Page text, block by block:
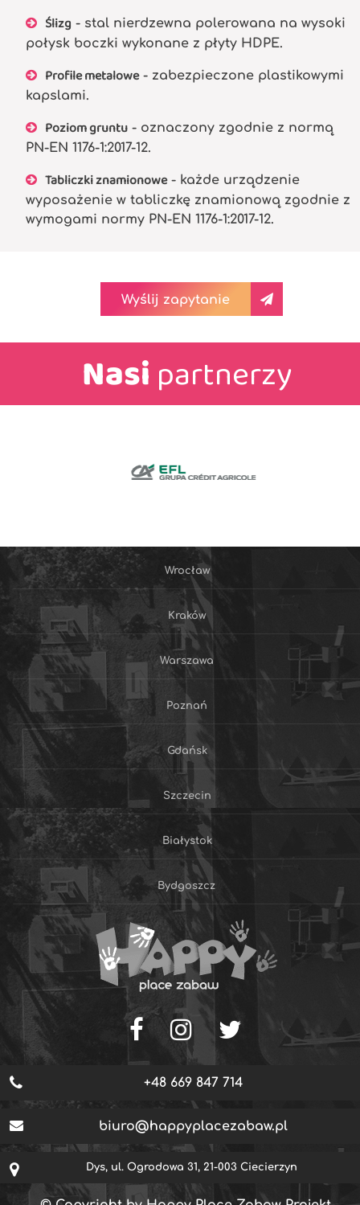
Ślizg - stal nierdzewna polerowana na wysoki
połysk boczki wykonane z płyty HDPE.
Profile metalowe- zabezpieczone plastikowymi
kapslami.
Poziom gruntu - oznaczony zgodnie z normą
PN-EN 1176-1:2017-12.
Tabliczki znamionowe- każde urządzenie
wyposażenie w tabliczkę znamionową zgodnie z
wymogami normy PN-EN 1176-1:2017-12.
Wyślij zapytanie
Nasipartnerzy
Wrocław
Kraków
Warszawa
Poznań
Gdańsk
Szczecin
Białystok
Bydgoszcz
+48 669 847 714
biuro@happyplacezabaw.pl
Dys, ul. Ogrodowa 31, 21-003 Ciecierzyn